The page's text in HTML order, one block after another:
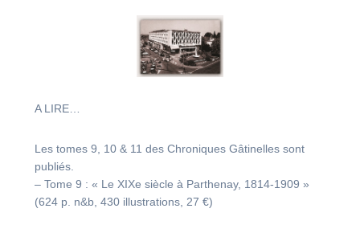
A LIRE…
Les tomes 9, 10 & 11 des Chroniques Gâtinelles sont
publiés.
– Tome 9 : « Le XIXe siècle à Parthenay, 1814-1909 »
(624 p. n&b, 430 illustrations, 27 €)